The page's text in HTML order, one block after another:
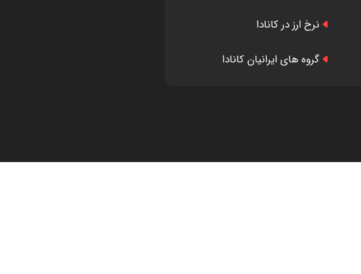
نرخ ارز در کانادا
گروه های ایرانیان کانادا